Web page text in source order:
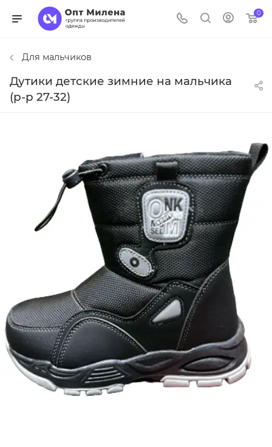
0
Для мальчиков
Дутики детские зимние на мальчика
(р-р 27-32)